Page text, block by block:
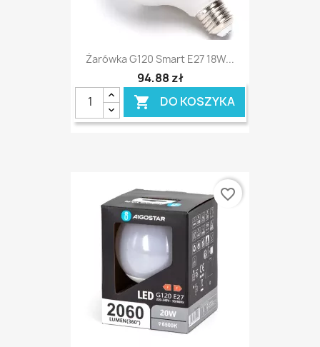
Żarówka G120 Smart E27 18W...
94,88 zł
 DO KOSZYKA
favorite_border